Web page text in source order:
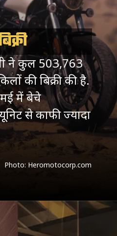
ने कुल 503,763
की बिक्री की है.
में बेचे
से काफी ज्यादा
Photo: Heromotocorp.com